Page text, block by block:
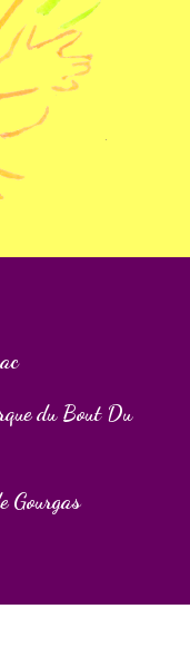
du Bout Du
Gourgas